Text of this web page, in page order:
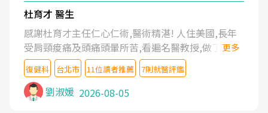
杜育才 醫生
感謝杜育才主任仁心仁術,醫術精湛! 人住美國,長年
受肩頸痠痛及頭痛頭暈所苦,看遍名醫教授,做了各種
檢查,也嘗試過西醫打針,中醫針灸及物理徒手治療都
沒有用,後來連吃到嗎啡類止痛藥都效果有限,只是壓
症狀,沒多久就痛起來,多年失眠嚴重影響生活品質.
台灣親友介紹忠孝醫院杜育才主任是頸頭症候群專
更多
復健科 台北市 11位讀者推薦 7則就醫評鑑
劉淑媛 2026-08-05